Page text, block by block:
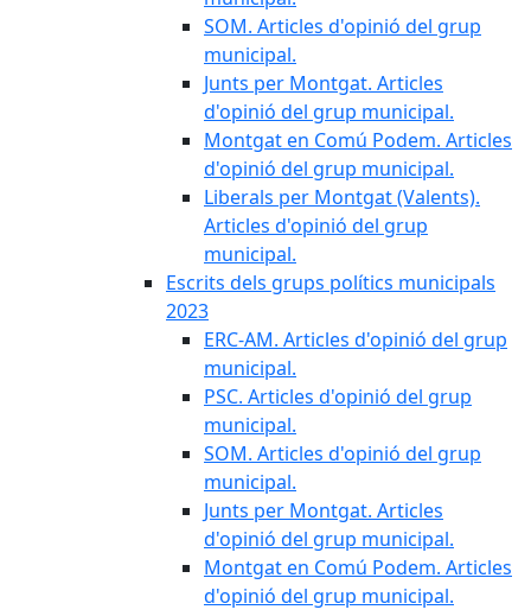
SOM. Articles d'opinió del grup
municipal.
Junts per Montgat. Articles
d'opinió del grup municipal.
Montgat en Comú Podem. Articles
d'opinió del grup municipal.
Liberals per Montgat (Valents).
Articles d'opinió del grup
municipal.
Escrits dels grups polítics municipals
2023
ERC-AM. Articles d'opinió del grup
municipal.
PSC. Articles d'opinió del grup
municipal.
SOM. Articles d'opinió del grup
municipal.
Junts per Montgat. Articles
d'opinió del grup municipal.
Montgat en Comú Podem. Articles
d'opinió del grup municipal.